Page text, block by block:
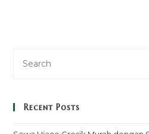
Recent Posts